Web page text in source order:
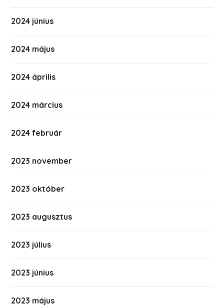
2024 június
2024 május
2024 április
2024 március
2024 február
2023 november
2023 október
2023 augusztus
2023 július
2023 június
2023 május